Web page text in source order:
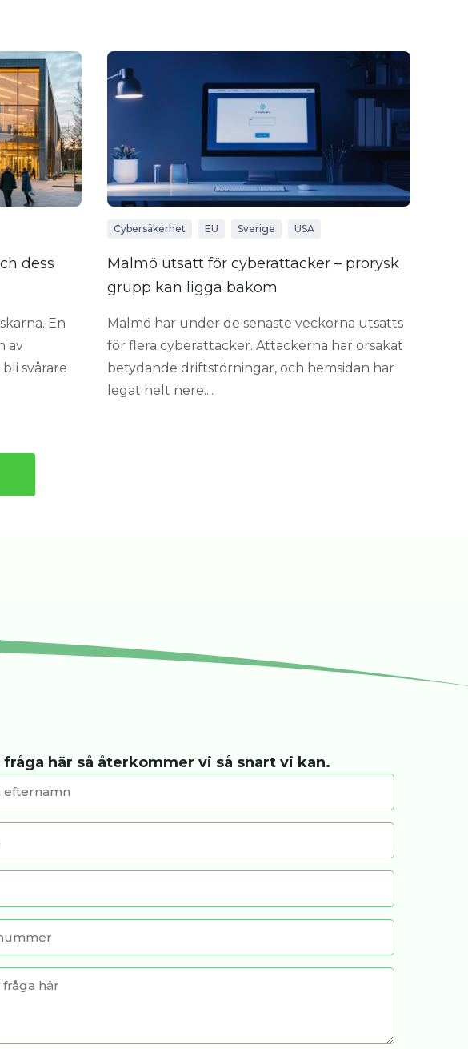
dess
En
av
svårare
Cybersäkerhet EU Sverige USA
Malmö utsatt för cyberattacker – prorysk
grupp kan ligga bakom
Malmö har under de senaste veckorna utsatts
för flera cyberattacker. Attackerna har orsakat
betydande driftstörningar, och hemsidan har
legat helt nere....
fråga här så återkommer vi så snart vi kan.